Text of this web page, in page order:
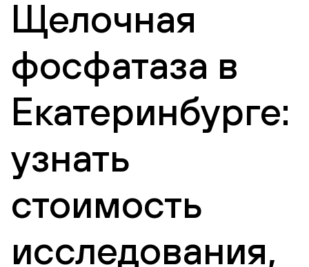
Щелочная
фосфатаза в
Екатеринбурге:
узнать
стоимость
исследования,